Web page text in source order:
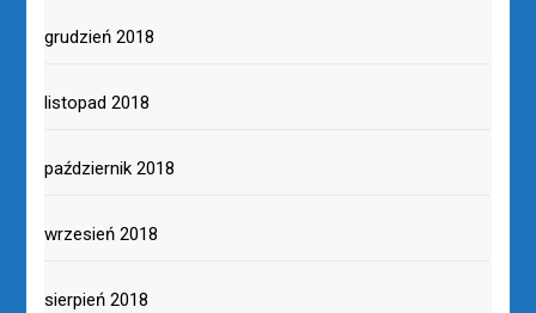
grudzień 2018
listopad 2018
październik 2018
wrzesień 2018
sierpień 2018